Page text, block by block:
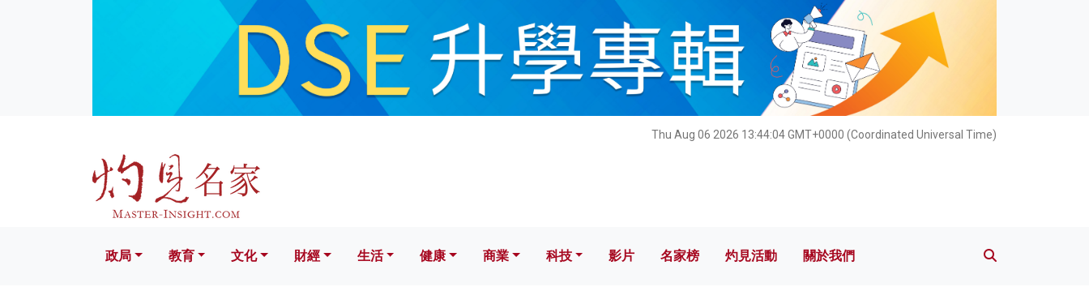
Thu Aug 06 2026 13:44:05 GMT+0000 (Coordinated Universal Time)
文化 財經 生活 健康 科技 影片 名家榜 灼見活動 關於我們
政局 教育 文化 財經 生活 健康 商業 科技 影片 名家榜 灼見活動 關於我們